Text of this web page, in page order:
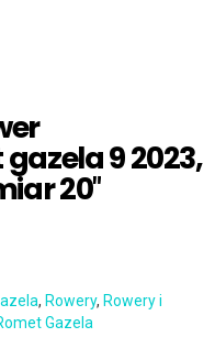
9 2023,
20″
, Rowery, Rowery i
Gazela